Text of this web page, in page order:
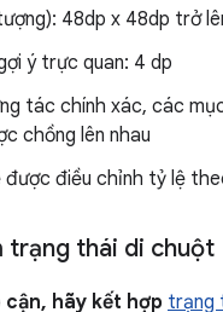
48dp x 48dp trở
ý trực quan: 4 dp
tác chính xác, các
chồng lên nhau
điều chỉnh tỷ lệ
trạng thái di chuột
hãy kết hợp trạng